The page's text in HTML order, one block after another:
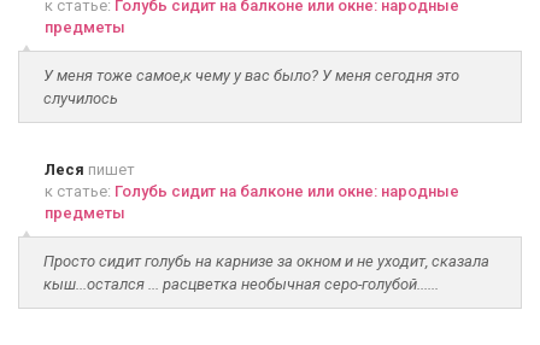
к статье: Голубь сидит на балконе или окне: народные
предметы
У меня тоже самое,к чему у вас было? У меня сегодня это
случилось
Леся пишет
к статье: Голубь сидит на балконе или окне: народные
предметы
Просто сидит голубь на карнизе за окном и не уходит, сказала
кыш...остался ... расцветка необычная серо-голубой......